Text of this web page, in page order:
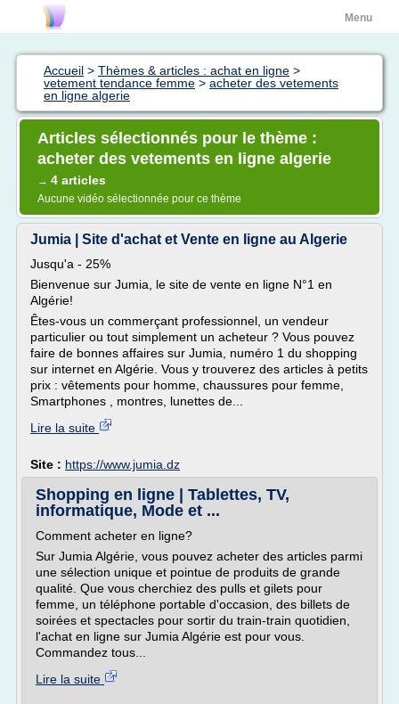
Menu
Accueil > Thèmes & articles : achat en ligne >
vetement tendance femme > acheter des vetements
en ligne algerie
Articles sélectionnés pour le thème :
acheter des vetements en ligne algerie
→ 4 articles
Aucune vidéo sélectionnée pour ce thème
Jumia | Site d'achat et Vente en ligne au Algerie
Jusqu'a - 25%
Bienvenue sur Jumia, le site de vente en ligne N°1 en
Algérie!
Êtes-vous un commerçant professionnel, un vendeur
particulier ou tout simplement un acheteur ? Vous pouvez
faire de bonnes affaires sur Jumia, numéro 1 du shopping
sur internet en Algérie. Vous y trouverez des articles à petits
prix : vêtements pour homme, chaussures pour femme,
Smartphones , montres, lunettes de...
Lire la suite
Site : https://www.jumia.dz
Shopping en ligne | Tablettes, TV,
informatique, Mode et ...
Comment acheter en ligne?
Sur Jumia Algérie, vous pouvez acheter des articles parmi
une sélection unique et pointue de produits de grande
qualité. Que vous cherchiez des pulls et gilets pour
femme, un téléphone portable d'occasion, des billets de
soirées et spectacles pour sortir du train-train quotidien,
l'achat en ligne sur Jumia Algérie est pour vous.
Commandez tous...
Lire la suite